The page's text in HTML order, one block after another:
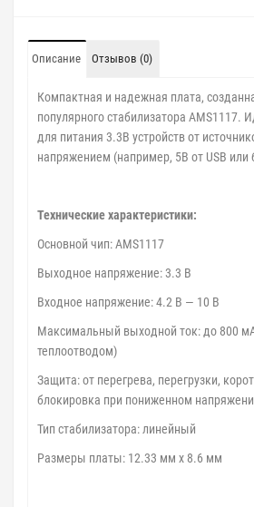
Описание Отзывов (0)
Компактная и надежная плата,
популярного стабилизатора AMS1117.
для питания 3.3В устройств от
напряжением (например, 5В от USB или
Технические характеристики:
Основной чип: AMS1117
Выходное напряжение: 3.3 В
Входное напряжение: 4.2 В — 10 В
Максимальный выходной ток: до 800
теплоотводом)
Защита: от перегрева, перегрузки,
блокировка при пониженном
Тип стабилизатора: линейный
Размеры платы: 12.33 мм x 8.6 мм